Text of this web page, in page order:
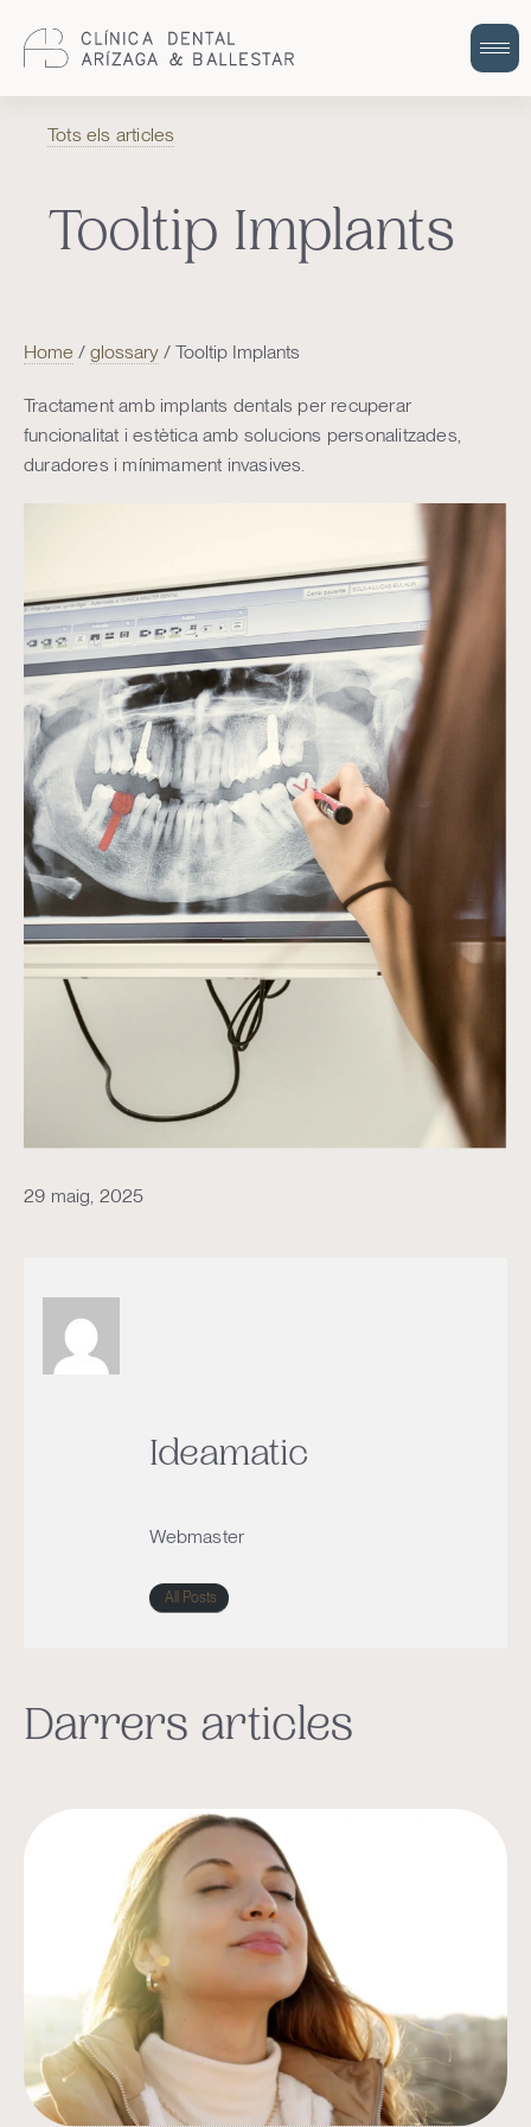
odontologia integral i humana.
Tots els articles
Tooltip Implants
Home / glossary / Tooltip Implants
Tractament amb implants dentals per recuperar
funcionalitat i estètica amb solucions personalitzades,
duradores i mínimament invasives.
29 maig, 2025
Ideamatic
Webmaster
All Posts
Darrers articles